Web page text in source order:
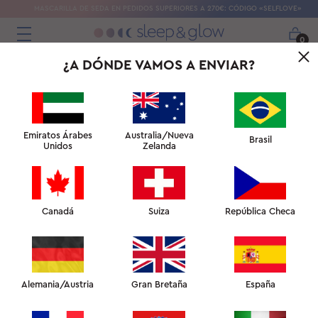
MASCARILLA DE SEDA EN PEDIDOS SUPERIORES A 270€: CÓDIGO «SELFLOVE»
0
¿A DÓNDE VAMOS A ENVIAR?
Emiratos Árabes
Unidos
Australia/Nueva
Zelanda
Brasil
Canadá Suiza República Checa
Alemania/Austria Gran Bretaña España